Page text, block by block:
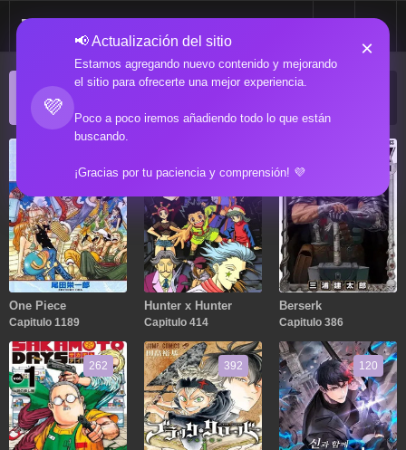
💜
📢 Actualización del sitio
Estamos agregando nuevo contenido y mejorando
el sitio para ofrecerte una mejor experiencia.
Poco a poco iremos añadiendo todo lo que están
buscando.
¡Gracias por tu paciencia y comprensión! 💜
×
ACTUALIZACIONES POPULARES
One Piece
Capitulo 1189
Hunter x Hunter
Capitulo 414
Berserk
Capitulo 386
262 392 120